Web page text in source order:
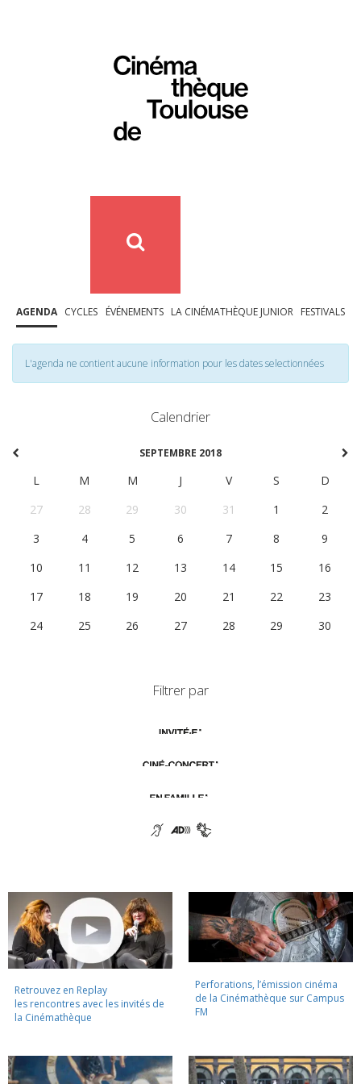
AGENDA CYCLES ÉVÉNEMENTS LA CINÉMATHÈQUE JUNIOR FESTIVALS
L'agenda ne contient aucune information pour les dates selectionnées
Calendrier
SEPTEMBRE 2018
L M M J V S
D
27
28 29 30 31 1
2
3
4 5 6 7 8
9
10
11 12 13 14 15
16
17
18 19 20 21 22
23
24
25 26 27 28 29 30
Filtrer par
Retrouvez en Replay
les rencontres avec les invités de
la Cinémathèque
Perforations, l’émission cinéma
de la Cinémathèque sur Campus
FM